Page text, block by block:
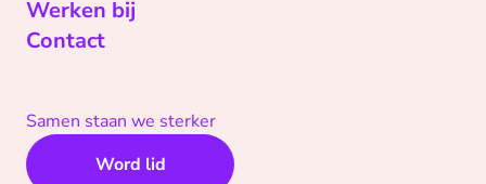
Werken bij
Contact
Samen staan we sterker
Word lid